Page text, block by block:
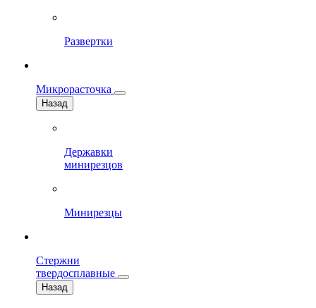
Развертки
Микрорасточка
Назад
Державки
минирезцов
Минирезцы
Стержни
твердосплавные
Назад